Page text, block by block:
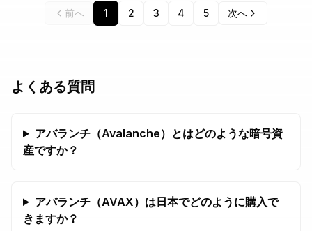
前へ 1 2 3 4 5 次へ
よくある質問
アバランチ（Avalanche）とはどのような暗号資
産ですか？
アバランチ（AVAX）は日本でどのように購入で
きますか？